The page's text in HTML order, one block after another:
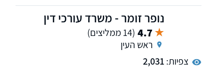
נופר זומר - משרד עורכי דין
4.7 (14 ממליצים)
ראש העין
צפיות:2,031